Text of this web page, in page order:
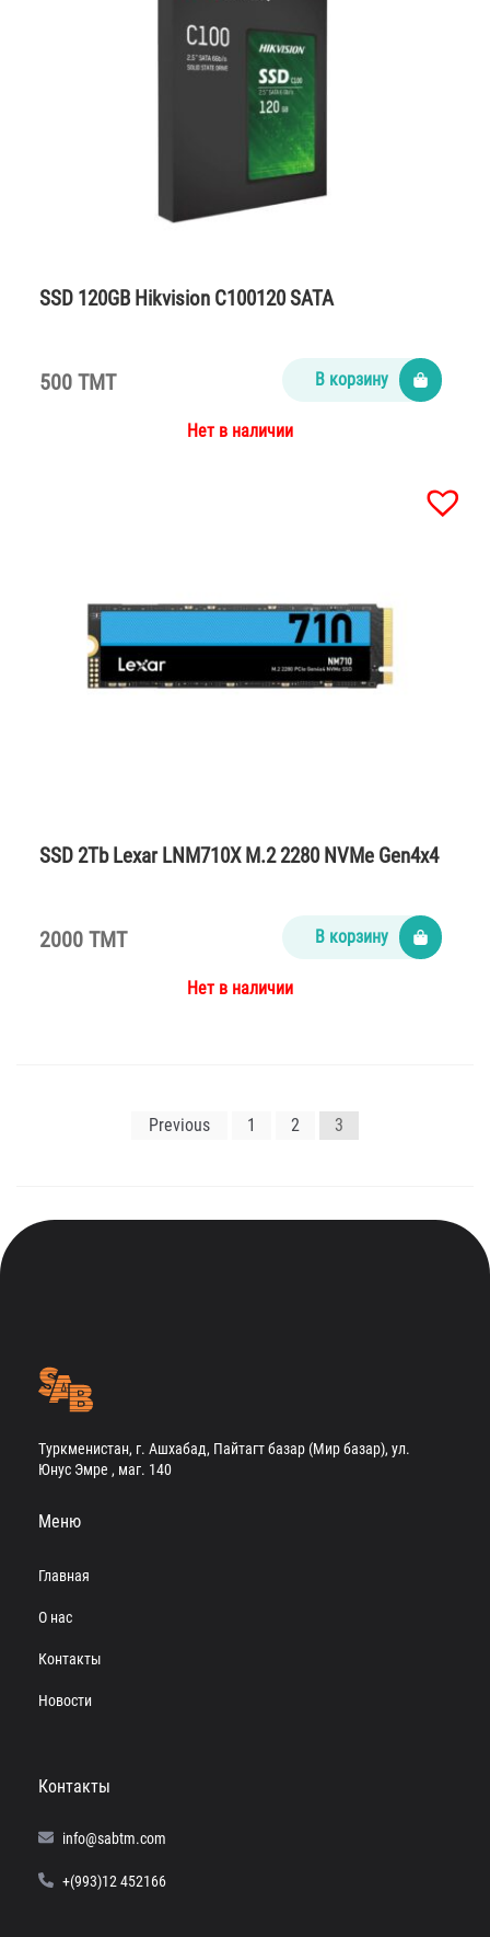
SSD 120GB Hikvision C100120 SATA
500 TMT В корзину
Нет в наличии
SSD 2Tb Lexar LNM710X M.2 2280 NVMe Gen4x4
2000 TMT В корзину
Нет в наличии
Previous 1 2 3
Туркменистан, г. Ашхабад, Пайтагт базар (Мир базар), ул.
Юнус Эмре , маг. 140
Меню
Главная
О нас
Контакты
Новости
Контакты
info@sabtm.com
+(993)12 452166